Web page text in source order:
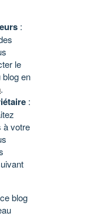
:
le
blog en
.
:
à votre
blog